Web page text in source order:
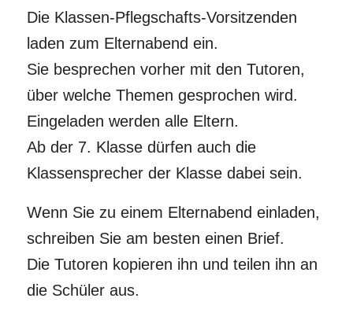
Die Klassen-Pflegschafts-Vorsitzenden
laden zum Elternabend ein.
Sie besprechen vorher mit den Tutoren,
über welche Themen gesprochen wird.
Eingeladen werden alle Eltern.
Ab der 7. Klasse dürfen auch die
Klassensprecher der Klasse dabei sein.
Wenn Sie zu einem Elternabend einladen,
schreiben Sie am besten einen Brief.
Die Tutoren kopieren ihn und teilen ihn an
die Schüler aus.